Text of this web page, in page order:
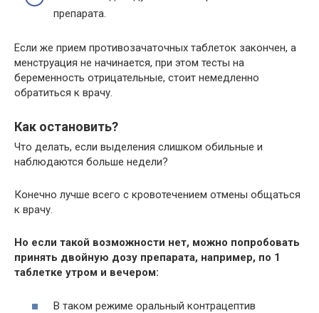
препарата.
Если же прием противозачаточных таблеток закончен, а
менструация не начинается, при этом тесты на
беременность отрицательные, стоит немедленно
обратиться к врачу.
Как остановить?
Что делать, если выделения слишком обильные и
наблюдаются больше недели?
Конечно лучше всего с кровотечением отмены общаться
к врачу.
Но если такой возможности нет, можно попробовать
принять двойную дозу препарата, например, по 1
таблетке утром и вечером:
В таком режиме оральный контрацептив